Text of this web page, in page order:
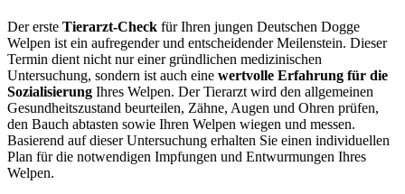
Der erste Tierarzt-Check für Ihren jungen Deutschen Dogge
Welpen ist ein aufregender und entscheidender Meilenstein. Dieser
Termin dient nicht nur einer gründlichen medizinischen
Untersuchung, sondern ist auch eine wertvolle Erfahrung für die
Sozialisierung Ihres Welpen. Der Tierarzt wird den allgemeinen
Gesundheitszustand beurteilen, Zähne, Augen und Ohren prüfen,
den Bauch abtasten sowie Ihren Welpen wiegen und messen.
Basierend auf dieser Untersuchung erhalten Sie einen individuellen
Plan für die notwendigen Impfungen und Entwurmungen Ihres
Welpen.